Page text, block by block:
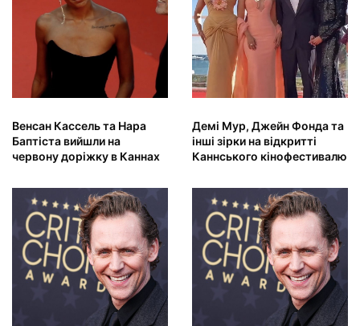
Венсан Кассель та Нара
Баптіста вийшли на
червону доріжку в Каннах
Демі Мур, Джейн Фонда та
інші зірки на відкритті
Каннського кінофестивалю